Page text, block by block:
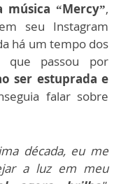
“Mercy”,
seu Instagram
há um tempo dos
que passou por
ser estuprada e
falar sobre
década, eu me
a luz em meu